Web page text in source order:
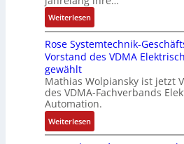
i
c
k
l
u
n
g
s
k
r
ä
f
t
e
r
t
s
c
h
i
n
e
n
-
e
M
u
l
t
t
u
r
n
-
s
s
e
r
t
L
a
s
e
r
Weiterlesen:
D
a
s
T
-
R
ü
c
Rose Systemtechnik-
Vorstand des VDMA
gewählt
Mathias Wolpiansky ist jetzt
des VDMA-Fachverbands
Automation.
Weiterlesen:
R